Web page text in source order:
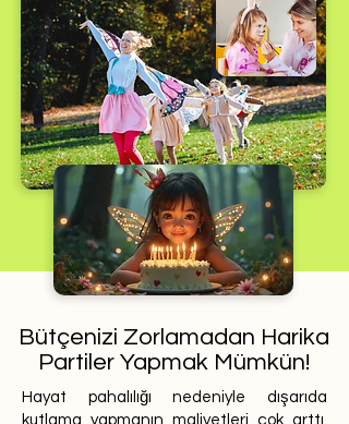
Bütçenizi Zorlamadan Harika
Partiler Yapmak Mümkün!
Hayat pahalılığı nedeniyle dışarıda
kutlama yapmanın maliyetleri çok arttı.